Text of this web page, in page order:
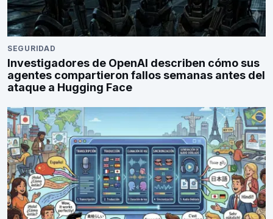
SEGURIDAD
Investigadores de OpenAI describen cómo sus
agentes compartieron fallos semanas antes del
ataque a Hugging Face